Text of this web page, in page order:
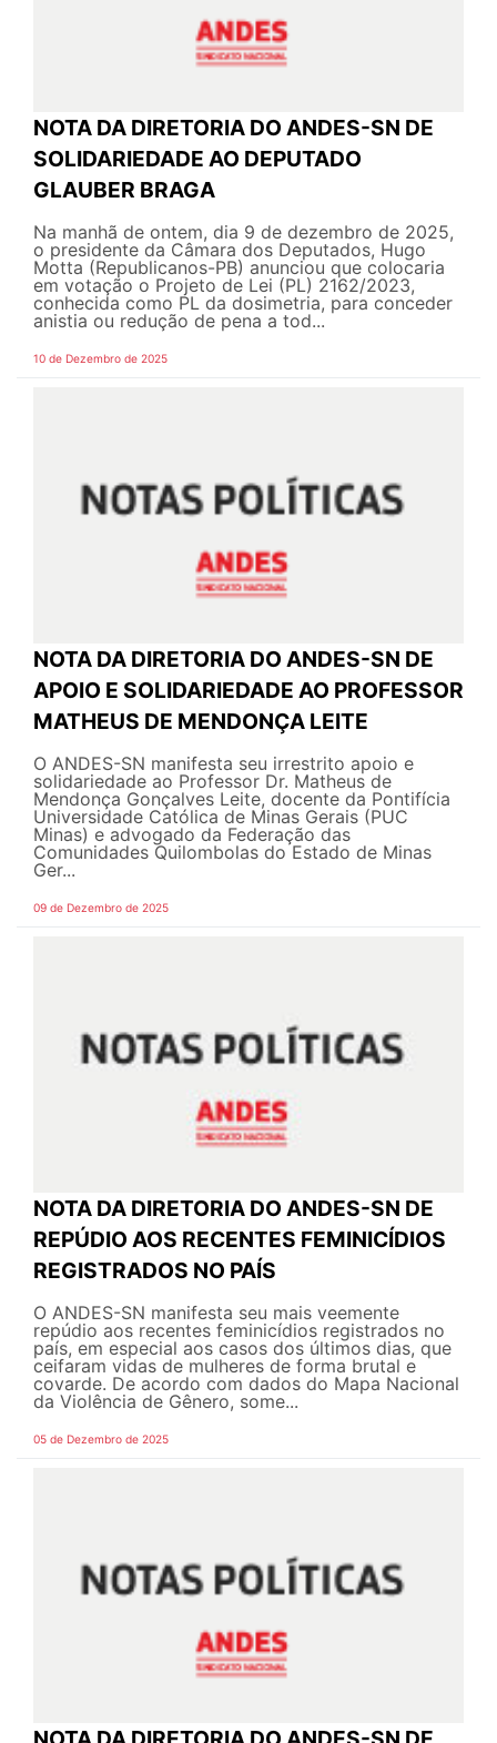
NOTA DA DIRETORIA DO ANDES-SN DE
SOLIDARIEDADE AO DEPUTADO
GLAUBER BRAGA
Na manhã de ontem, dia 9 de dezembro de 2025,
o presidente da Câmara dos Deputados, Hugo
Motta (Republicanos-PB) anunciou que colocaria
em votação o Projeto de Lei (PL) 2162/2023,
conhecida como PL da dosimetria, para conceder
anistia ou redução de pena a tod...
10 de Dezembro de 2025
NOTA DA DIRETORIA DO ANDES-SN DE
APOIO E SOLIDARIEDADE AO PROFESSOR
MATHEUS DE MENDONÇA LEITE
O ANDES-SN manifesta seu irrestrito apoio e
solidariedade ao Professor Dr. Matheus de
Mendonça Gonçalves Leite, docente da Pontifícia
Universidade Católica de Minas Gerais (PUC
Minas) e advogado da Federação das
Comunidades Quilombolas do Estado de Minas
Ger...
09 de Dezembro de 2025
NOTA DA DIRETORIA DO ANDES-SN DE
REPÚDIO AOS RECENTES FEMINICÍDIOS
REGISTRADOS NO PAÍS
O ANDES-SN manifesta seu mais veemente
repúdio aos recentes feminicídios registrados no
país, em especial aos casos dos últimos dias, que
ceifaram vidas de mulheres de forma brutal e
covarde. De acordo com dados do Mapa Nacional
da Violência de Gênero, some...
05 de Dezembro de 2025